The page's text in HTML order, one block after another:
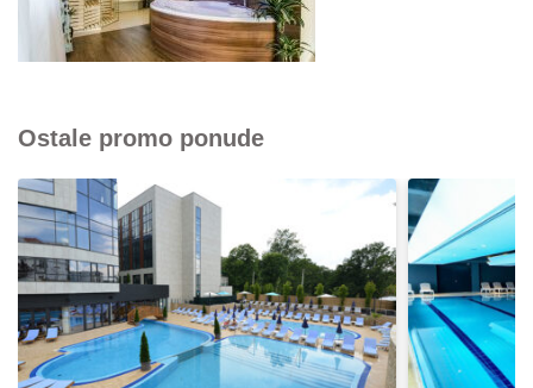
Ostale promo ponude